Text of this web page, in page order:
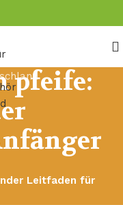
pfeife:
Leitfaden für